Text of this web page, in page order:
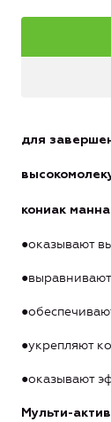
для
кониак
●оказывают
●укрепляют
●оказывают
Мульти-